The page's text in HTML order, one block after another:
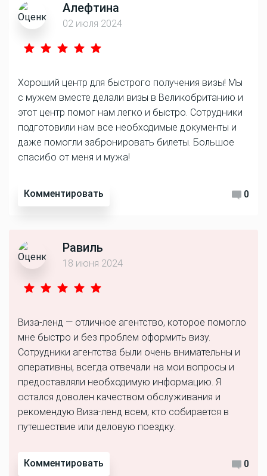
Алефтина
02 июля 2024
Хороший центр для быстрого получения визы! Мы
с мужем вместе делали визы в Великобританию и
этот центр помог нам легко и быстро. Сотрудники
подготовили нам все необходимые документы и
даже помогли забронировать билеты. Большое
спасибо от меня и мужа!
Комментировать 0
Равиль
18 июня 2024
Виза-ленд — отличное агентство, которое помогло
мне быстро и без проблем оформить визу.
Сотрудники агентства были очень внимательны и
оперативны, всегда отвечали на мои вопросы и
предоставляли необходимую информацию. Я
остался доволен качеством обслуживания и
рекомендую Виза-ленд всем, кто собирается в
путешествие или деловую поездку.
Комментировать 0